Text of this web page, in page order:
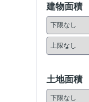
建物面積
土地面積